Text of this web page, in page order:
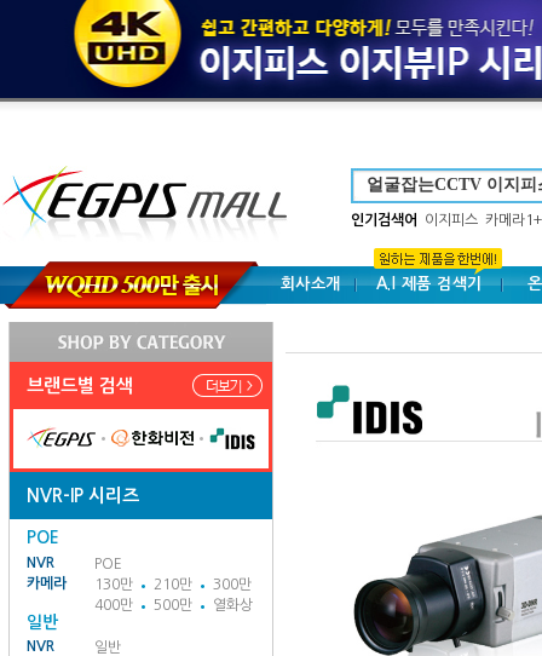
인기검색어 이지피스 카메라
회사소개 A.I 제품 검색기
브랜드별 검색
NVR-IP 시리즈
POE
NVR
POE
카메라
130만 210만
300만
400만
500만 열화상
일반
NVR
일반